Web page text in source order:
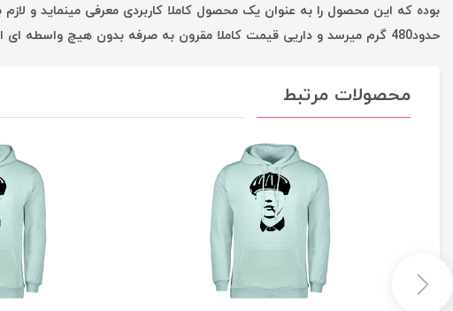
بوده که این محصول را به عنوان یک محصول کاملا کاربردی معرفی مینماید و
حدود480 گرم میرسد و داریی قیمت کاملا مقرون به صرفه بدون هیچ واسطه ای است که همه این موارد شما را در یک خرید خوب یاری میکند.
محصولات مرتبط